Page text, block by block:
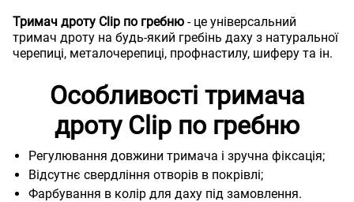
Тримач дроту Clip по гребню - це універсальний
тримач дроту на будь-який гребінь даху з натуральної
черепиці, металочерепиці, профнастилу, шиферу та ін.
Особливості тримача
дроту Clip по гребню
Регулювання довжини тримача і зручна фіксація;
Відсутнє свердління отворів в покрівлі;
Фарбування в колір для даху під замовлення.